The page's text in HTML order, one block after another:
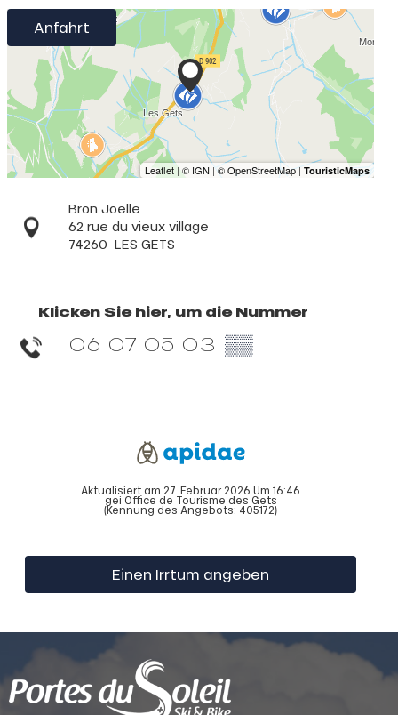
Anfahrt
Bron Joëlle
62 rue du vieux village
74260 LES GETS
Klicken Sie hier, um die Nummer
06 07 05 03 ▒▒
Aktualisiert am 27. Februar 2026 Um 16:46
gei Office de Tourisme des Gets
(Kennung des Angebots: 405172)
Einen Irrtum angeben